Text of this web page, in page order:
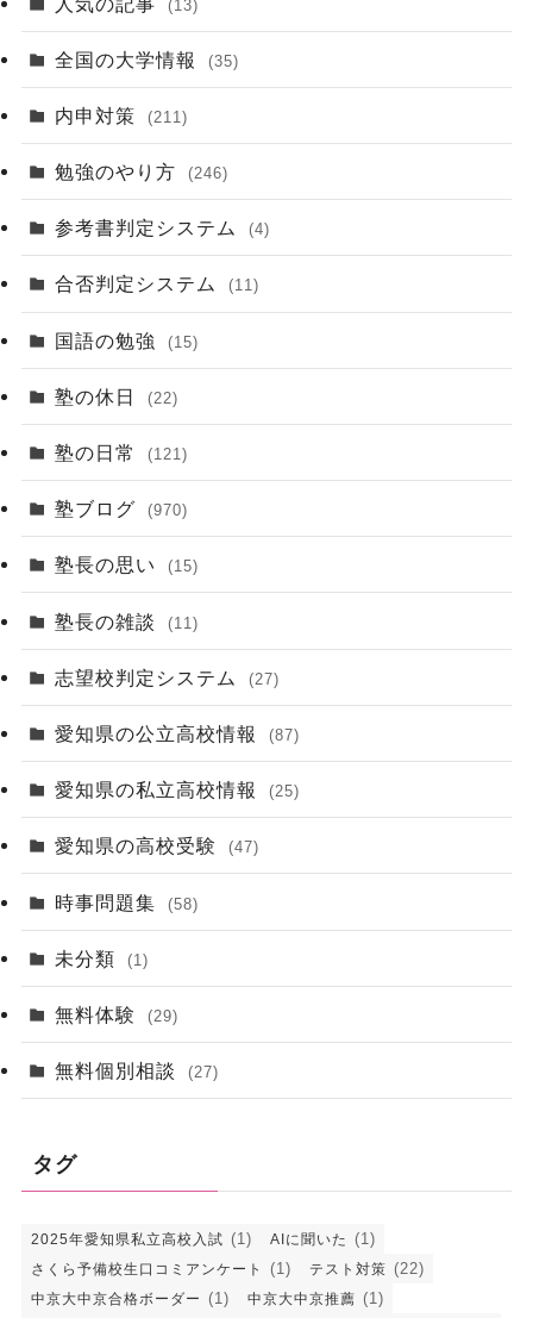
(13)
全国の大学情報 (35)
内申対策 (211)
勉強のやり方 (246)
参考書判定システム (4)
合否判定システム (11)
国語の勉強 (15)
塾の休日 (22)
塾の日常 (121)
塾ブログ (970)
塾長の思い (15)
塾長の雑談 (11)
志望校判定システム (27)
愛知県の公立高校情報 (87)
愛知県の私立高校情報 (25)
愛知県の高校受験 (47)
時事問題集 (58)
未分類 (1)
無料体験 (29)
無料個別相談 (27)
タグ
2025年愛知県私立高校入試 (1) AIに聞いた (1)
さくら予備校生口コミアンケート (1) テスト対策 (22)
中京大中京合格ボーダー (1) 中京大中京推薦 (1)